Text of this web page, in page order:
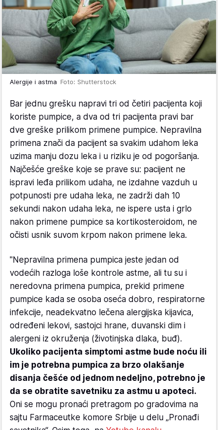
Alergije i astma Foto: Shutterstock
Bar jednu grešku napravi tri od četiri pacijenta koji
koriste pumpice, a dva od tri pacijenta pravi bar
dve greške prilikom primene pumpice. Nepravilna
primena znači da pacijent sa svakim udahom leka
uzima manju dozu leka i u riziku je od pogoršanja.
Najčešće greške koje se prave su: pacijent ne
ispravi leđa prilikom udaha, ne izdahne vazduh u
potpunosti pre udaha leka, ne zadrži dah 10
sekundi nakon udaha leka, ne ispere usta i grlo
nakon primene pumpice sa kortikosteroidom, ne
očisti usnik suvom krpom nakon primene leka.
"Nepravilna primena pumpica jeste jedan od
vodećih razloga loše kontrole astme, ali tu su i
neredovna primena pumpica, prekid primene
pumpice kada se osoba oseća dobro, respiratorne
infekcije, neadekvatno lečena alergijska kijavica,
određeni lekovi, sastojci hrane, duvanski dim i
alergeni iz okruženja (životinjska dlaka, buđ).
Ukoliko pacijenta simptomi astme bude noću ili
im je potrebna pumpica za brzo olakšanje
disanja češće od jednom nedeljno, potrebno je
da se obratite savetniku za astmu u apoteci.
Oni se mogu pronaći pretragom po gradovima na
sajtu Farmaceutke komore Srbije u delu „Pronađi